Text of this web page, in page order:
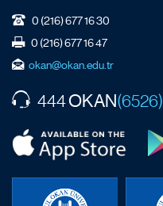
0 (216) 677 16 30
0 (216) 677 16 47
okan@okan.edu.tr
444OKAN(6526)